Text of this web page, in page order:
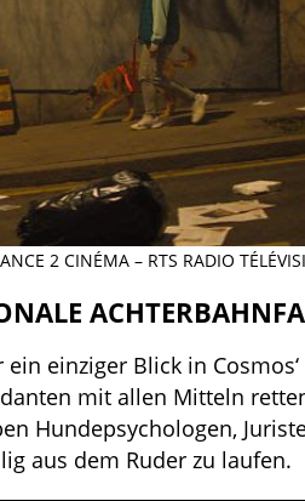
2 CINÉMA – RTS RADIO
einziger Blick in
mit allen Mitteln
Hundepsychologen,
aus dem Ruder zu laufen.